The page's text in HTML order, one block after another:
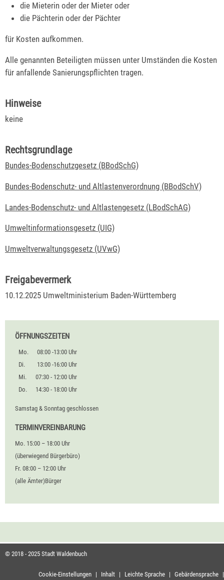
die Mieterin oder der Mieter oder
die Pächterin oder der Pächter
für Kosten aufkommen.
Alle genannten Beteiligten müssen unter Umständen die Kosten
für anfallende Sanierungspflichten tragen.
Hinweise
keine
Rechtsgrundlage
Bundes-Bodenschutzgesetz (BBodSchG)
Bundes-Bodenschutz- und Altlastenverordnung (BBodSchV)
Landes-Bodenschutz- und Altlastengesetz (LBodSchAG)
Umweltinformationsgesetz (UIG)
Umweltverwaltungsgesetz (UVwG)
Freigabevermerk
10.12.2025 Umweltministerium Baden-Württemberg
ÖFFNUNGSZEITEN
Mo.
08:00 -13:00 Uhr
Di.
13:00 -16:00 Uhr
Mi.
07:30 - 12:00 Uhr
Do.
14:30 - 18:00 Uhr
Samstag & Sonntag geschlossen
TERMINVEREINBARUNG
Mo. 15:00 – 18:00 Uhr
(überwiegend Bürgerbüro)
Fr. 08:00 – 12:00 Uhr
(alle Ämter)Bürger
© 2018 - 2025 Stadt Waldenbuch
Cookie-Einstellungen | Inhalt | Leichte Sprache | Gebärdensprache |